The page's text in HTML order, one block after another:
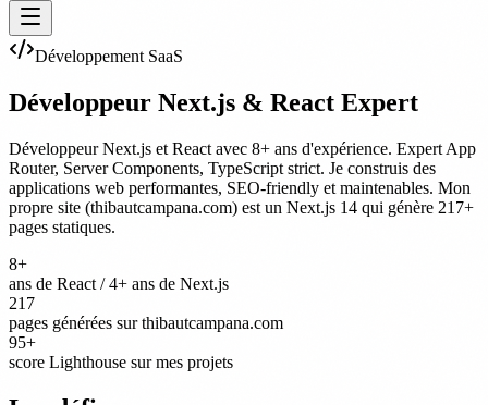
Développement SaaS
Développeur Next.js & React Expert
Développeur Next.js et React avec 8+ ans d'expérience. Expert App
Router, Server Components, TypeScript strict. Je construis des
applications web performantes, SEO-friendly et maintenables. Mon
propre site (thibautcampana.com) est un Next.js 14 qui génère 217+
pages statiques.
8+
ans de React / 4+ ans de Next.js
217
pages générées sur thibautcampana.com
95+
score Lighthouse sur mes projets